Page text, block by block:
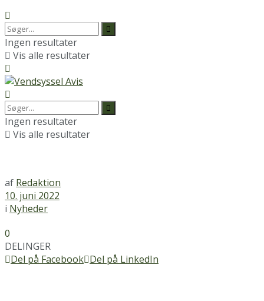
Ingen resultater
Vis alle resultater
Ingen resultater
Vis alle resultater
af Redaktion
10. juni 2022
i Nyheder
0
DELINGER
Del på Facebook Del på LinkedIn